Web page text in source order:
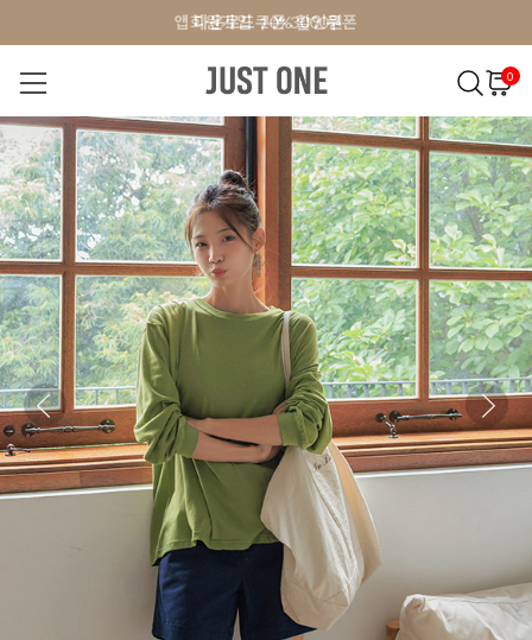
앱 다운로드 10% 할인쿠폰
회원가입 쿠폰 3000원
앱 다운로드 10% 할인쿠폰
0
NEW 7% BEST 오늘출발 MADE . J 상의 팬츠 아